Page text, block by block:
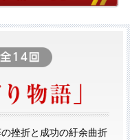
挫折と成功の紆余曲折